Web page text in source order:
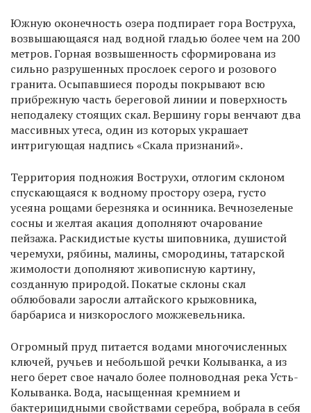
Южную оконечность озера подпирает гора Воструха,
возвышающаяся над водной гладью более чем на 200
метров. Горная возвышенность сформирована из
сильно разрушенных прослоек серого и розового
гранита. Осыпавшиеся породы покрывают всю
прибрежную часть береговой линии и поверхность
неподалеку стоящих скал. Вершину горы венчают два
массивных утеса, один из которых украшает
интригующая надпись «Скала признаний».
Территория подножия Вострухи, отлогим склоном
спускающаяся к водному простору озера, густо
усеяна рощами березняка и осинника. Вечнозеленые
сосны и желтая акация дополняют очарование
пейзажа. Раскидистые кусты шиповника, душистой
черемухи, рябины, малины, смородины, татарской
жимолости дополняют живописную картину,
созданную природой. Покатые склоны скал
облюбовали заросли алтайского крыжовника,
барбариса и низкорослого можжевельника.
Огромный пруд питается водами многочисленных
ключей, ручьев и небольшой речки Колыванка, а из
него берет свое начало более полноводная река Усть-
Колыванка. Вода, насыщенная кремнием и
бактерицидными свойствами серебра, вобрала в себя